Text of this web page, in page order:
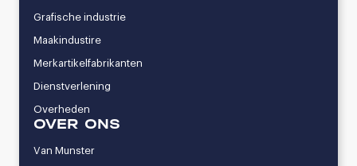
Grafische industrie
Maakindustire
Merkartikelfabrikanten
Dienstverlening
Overheden
OVER ONS
Van Munster